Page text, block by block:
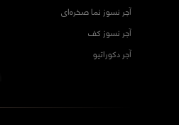
آجر نسوز نما صخره‌ای
آجر نسوز کف
آجر دکوراتیو